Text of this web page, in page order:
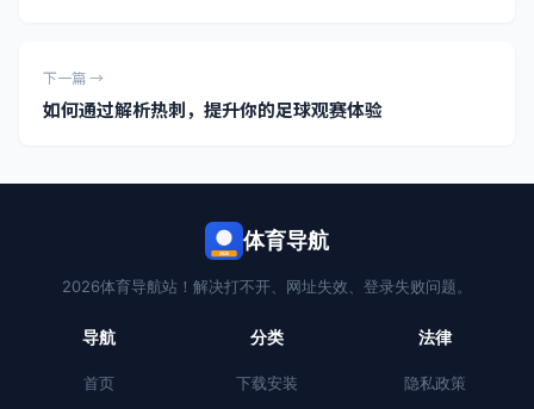
下一篇 →
如何通过解析热刺，提升你的足球观赛体验
2026
体育导航
2026体育导航站！解决打不开、网址失效、登录失败问题。
导航
首页
分类
下载安装
法律
隐私政策